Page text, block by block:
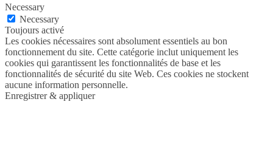
Necessary
Necessary
Toujours activé
Les cookies nécessaires sont absolument essentiels au bon
fonctionnement du site. Cette catégorie inclut uniquement les
cookies qui garantissent les fonctionnalités de base et les
fonctionnalités de sécurité du site Web. Ces cookies ne stockent
aucune information personnelle.
Enregistrer & appliquer